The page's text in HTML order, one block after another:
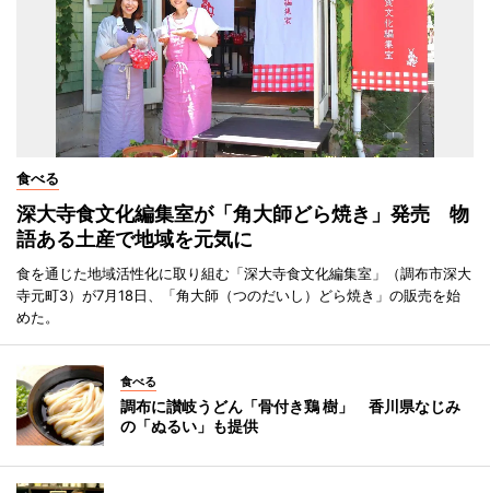
食べる
深大寺食文化編集室が「角大師どら焼き」発売 物
語ある土産で地域を元気に
食を通じた地域活性化に取り組む「深大寺食文化編集室」（調布市深大
寺元町3）が7月18日、「角大師（つのだいし）どら焼き」の販売を始
めた。
食べる
調布に讃岐うどん「骨付き鶏 樹」 香川県なじみ
の「ぬるい」も提供